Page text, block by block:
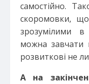
самостійно.
скоромовки,
зрозумілими в
можна завчати
розвиткові не
А на